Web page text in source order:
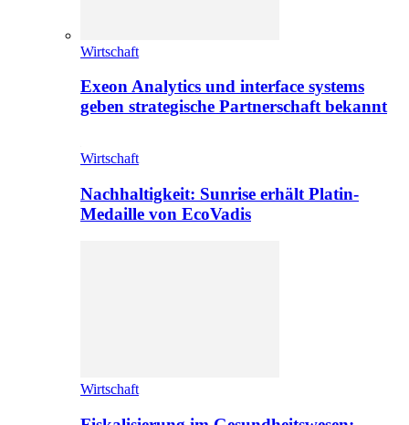
Wirtschaft
Exeon Analytics und interface systems
geben strategische Partnerschaft bekannt
Wirtschaft
Nachhaltigkeit: Sunrise erhält Platin-
Medaille von EcoVadis
Wirtschaft